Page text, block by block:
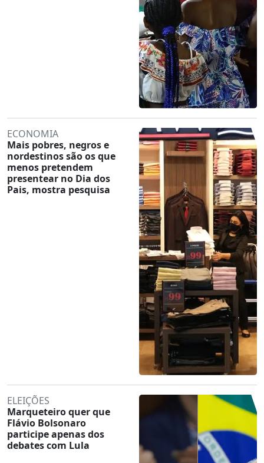
ECONOMIA
Mais pobres, negros e
nordestinos são os que
menos pretendem
presentear no Dia dos
Pais, mostra pesquisa
ELEIÇÕES
Marqueteiro quer que
Flávio Bolsonaro
participe apenas dos
debates com Lula